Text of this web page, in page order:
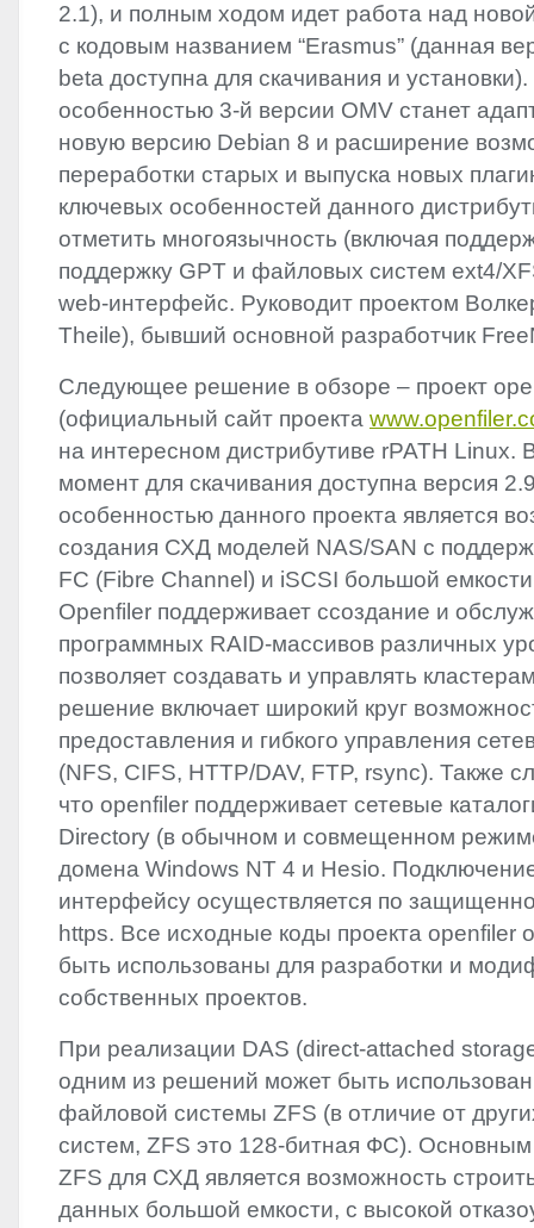
2.1), и полным ходом идет работа над
с кодовым названием “Erasmus” (данная
beta доступна для скачивания и
особенностью 3-й версии OMV станет
новую версию Debian 8 и расширение
переработки старых и выпуска новых
ключевых особенностей данного
отметить многоязычность (включая
поддержку GPT и файловых систем ext4/
web-интерфейс. Руководит проектом
Theile), бывший основной разработчик
Следующее решение в обзоре – проект
(официальный сайт проекта
на интересном дистрибутиве rPATH Linux.
момент для скачивания доступна версия
особенностью данного проекта является
создания СХД моделей NAS/SAN с
FC (Fibre Channel) и iSCSI большой
Openfiler поддерживает cсоздание и
программных RAID-массивов различных
позволяет создавать и управлять
решение включает широкий круг
предоставления и гибкого управления
(NFS, CIFS, HTTP/DAV, FTP, rsync). Также
что openfiler поддерживает сетевые
Directory (в обычном и совмещенном
домена Windows NT 4 и Hesio.
интерфейсу осуществляется по
https. Все исходные коды проекта openfiler
быть использованы для разработки и
собственных проектов.
При реализации DAS (direct-attached
одним из решений может быть
файловой системы ZFS (в отличие от
систем, ZFS это 128-битная ФС).
ZFS для СХД является возможность
данных большой емкости, с высокой